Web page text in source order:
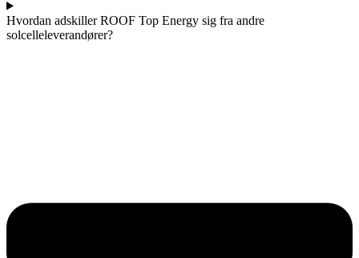
Hvordan adskiller ROOF Top Energy sig fra andre
solcelleleverandører?